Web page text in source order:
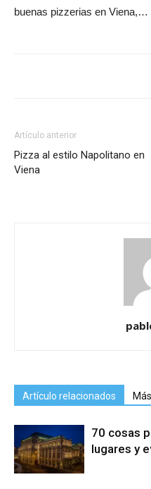
buenas pizzerias en Viena,…
Artículo anterior
Pizza al estilo Napolitano en
Viena
Artículo relacionados
70 cosas
lugares y